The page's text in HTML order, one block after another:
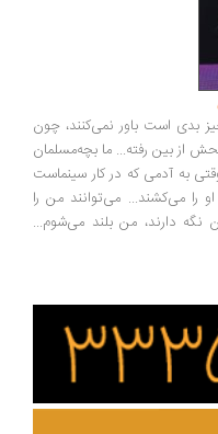
باور نمی‌کنند، چون
رفته... ما بچه‌مسلمان
که در کار سینماست
می‌توانند من را
من بلند می‌شوم...